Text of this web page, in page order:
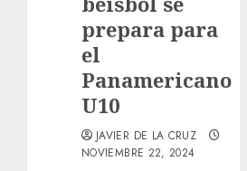
prepara para
el
Panamericano
U10
JAVIER DE LA CRUZ
NOVIEMBRE 22, 2024